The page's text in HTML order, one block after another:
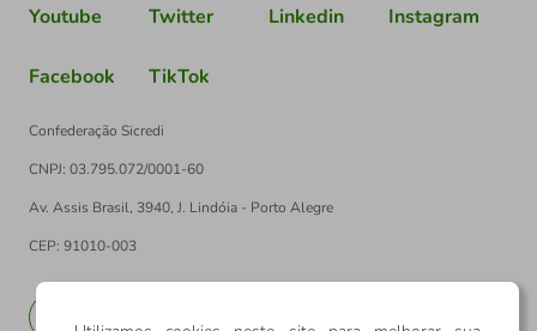
Youtube Twitter Linkedin Instagram
Facebook TikTok
Confederação Sicredi
CNPJ: 03.795.072/0001-60
Av. Assis Brasil, 3940, J. Lindóia - Porto Alegre
CEP: 91010-003